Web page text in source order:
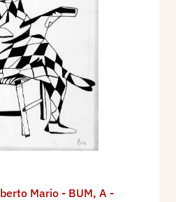
Mario - BUM, A -